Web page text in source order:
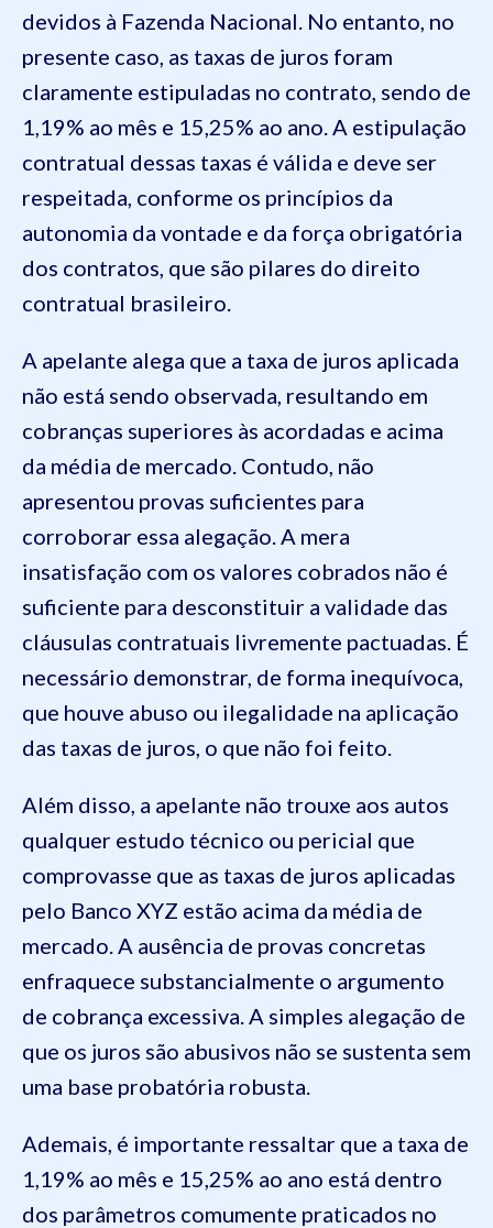
devidos à Fazenda Nacional. No entanto, no
presente caso, as taxas de juros foram
claramente estipuladas no contrato, sendo de
1,19% ao mês e 15,25% ao ano. A estipulação
contratual dessas taxas é válida e deve ser
respeitada, conforme os princípios da
autonomia da vontade e da força obrigatória
dos contratos, que são pilares do direito
contratual brasileiro.
A apelante alega que a taxa de juros aplicada
não está sendo observada, resultando em
cobranças superiores às acordadas e acima
da média de mercado. Contudo, não
apresentou provas suficientes para
corroborar essa alegação. A mera
insatisfação com os valores cobrados não é
suficiente para desconstituir a validade das
cláusulas contratuais livremente pactuadas. É
necessário demonstrar, de forma inequívoca,
que houve abuso ou ilegalidade na aplicação
das taxas de juros, o que não foi feito.
Além disso, a apelante não trouxe aos autos
qualquer estudo técnico ou pericial que
comprovasse que as taxas de juros aplicadas
pelo Banco XYZ estão acima da média de
mercado. A ausência de provas concretas
enfraquece substancialmente o argumento
de cobrança excessiva. A simples alegação de
que os juros são abusivos não se sustenta sem
uma base probatória robusta.
Ademais, é importante ressaltar que a taxa de
1,19% ao mês e 15,25% ao ano está dentro
dos parâmetros comumente praticados no